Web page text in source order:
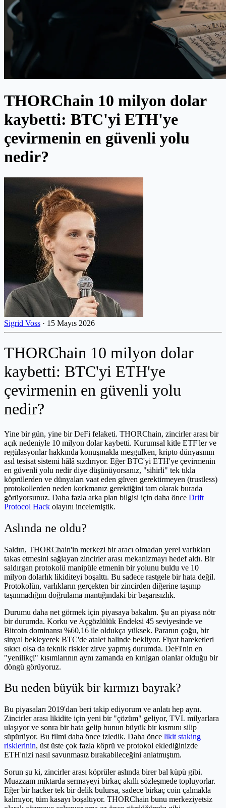
THORChain 10 milyon dolar
kaybetti: BTC'yi ETH'ye
çevirmenin en güvenli yolu
nedir?
Sigrid Voss · 15 Mayıs 2026
THORChain 10 milyon dolar
kaybetti: BTC'yi ETH'ye
çevirmenin en güvenli yolu
nedir?
Yine bir gün, yine bir DeFi felaketi. THORChain, zincirler arası bir
açık nedeniyle 10 milyon dolar kaybetti. Kurumsal kitle ETF'ler ve
regülasyonlar hakkında konuşmakla meşgulken, kripto dünyasının
asıl tesisat sistemi hâlâ sızdırıyor. Eğer BTC'yi ETH'ye çevirmenin
en güvenli yolu nedir diye düşünüyorsanız, "sihirli" tek tıkla
köprülerden ve dünyaları vaat eden güven gerektirmeyen (trustless)
protokollerden neden korkmanız gerektiğini tam olarak burada
görüyorsunuz. Daha fazla arka plan bilgisi için daha önce Drift
Protocol Hack olayını incelemiştik.
Aslında ne oldu?
Saldırı, THORChain'in merkezi bir aracı olmadan yerel varlıkları
takas etmesini sağlayan zincirler arası mekanizmayı hedef aldı. Bir
saldırgan protokolü manipüle etmenin bir yolunu buldu ve 10
milyon dolarlık likiditeyi boşalttı. Bu sadece rastgele bir hata değil.
Protokolün, varlıkların gerçekten bir zincirden diğerine taşınıp
taşınmadığını doğrulama mantığındaki bir başarısızlık.
Durumu daha net görmek için piyasaya bakalım. Şu an piyasa nötr
bir durumda. Korku ve Açgözlülük Endeksi 45 seviyesinde ve
Bitcoin dominansı %60,16 ile oldukça yüksek. Paranın çoğu, bir
sinyal bekleyerek BTC'de atalet halinde bekliyor. Fiyat hareketleri
sıkıcı olsa da teknik riskler zirve yapmış durumda. DeFi'nin en
"yenilikçi" kısımlarının aynı zamanda en kırılgan olanlar olduğu bir
döngü görüyoruz.
Bu neden büyük bir kırmızı bayrak?
Bu piyasaları 2019'dan beri takip ediyorum ve anlatı hep aynı.
Zincirler arası likidite için yeni bir "çözüm" geliyor, TVL milyarlara
ulaşıyor ve sonra bir hata gelip bunun büyük bir kısmını silip
süpürüyor. Bu filmi daha önce izledik. Daha önce likit staking
risklerinin, üst üste çok fazla köprü ve protokol eklediğinizde
ETH'nizi nasıl savunmasız bırakabileceğini anlatmıştım.
Sorun şu ki, zincirler arası köprüler aslında birer bal küpü gibi.
Muazzam miktarda sermayeyi birkaç akıllı sözleşmede topluyorlar.
Eğer bir hacker tek bir delik bulursa, sadece birkaç coin çalmakla
kalmıyor, tüm kasayı boşaltıyor. THORChain bunu merkeziyetsiz